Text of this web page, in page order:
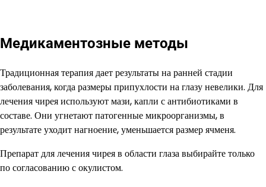
Медикаментозные методы
Традиционная терапия дает результаты на ранней стадии
заболевания, когда размеры припухлости на глазу невелики. Для
лечения чирея используют мази, капли с антибиотиками в
составе. Они угнетают патогенные микроорганизмы, в
результате уходит нагноение, уменьшается размер ячменя.
Препарат для лечения чирея в области глаза выбирайте только
по согласованию с окулистом.